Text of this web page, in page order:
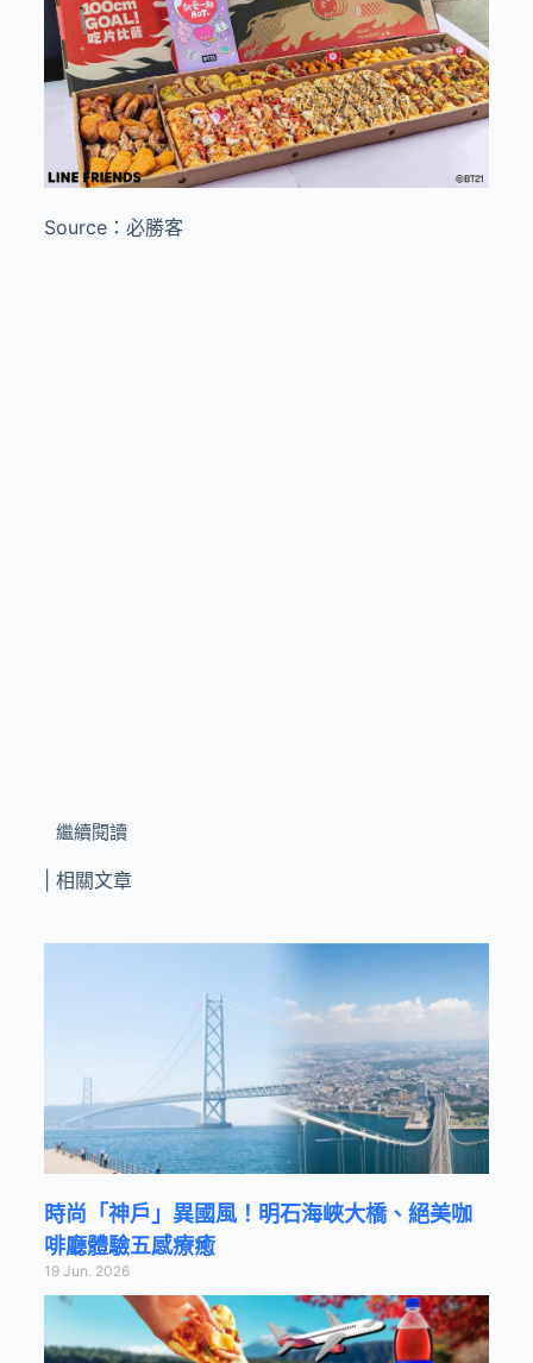
Source：必勝客
繼續閱讀
| 相關文章
時尚「神戶」異國風！明石海峽大橋、絕美咖
啡廳體驗五感療癒
19 Jun. 2026